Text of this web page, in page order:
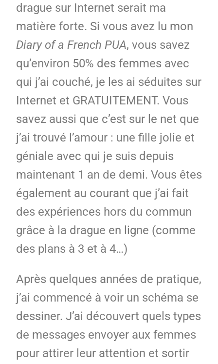
drague sur Internet serait ma
matière forte. Si vous avez lu mon
Diary of a French PUA, vous savez
qu’environ 50% des femmes avec
qui j’ai couché, je les ai séduites sur
Internet et GRATUITEMENT. Vous
savez aussi que c’est sur le net que
j’ai trouvé l’amour : une fille jolie et
géniale avec qui je suis depuis
maintenant 1 an de demi. Vous êtes
également au courant que j’ai fait
des expériences hors du commun
grâce à la drague en ligne (comme
des plans à 3 et à 4…)
Après quelques années de pratique,
j’ai commencé à voir un schéma se
dessiner. J’ai découvert quels types
de messages envoyer aux femmes
pour attirer leur attention et sortir